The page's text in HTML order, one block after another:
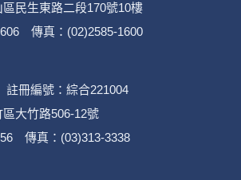
民生東路二段170號10樓
傳真：(02)2585-1600
冊編號：綜合221004
大竹路506-12號
傳真：(03)313-3338